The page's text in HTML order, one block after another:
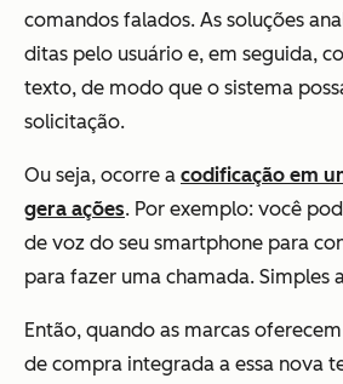
comandos falados. As soluções
ditas pelo usuário e, em seguida,
texto, de modo que o sistema
solicitação.
Ou seja, ocorre a codificação em
gera ações. Por exemplo: você
de voz do seu smartphone para
para fazer uma chamada. Simples
Então, quando as marcas
de compra integrada a essa nova